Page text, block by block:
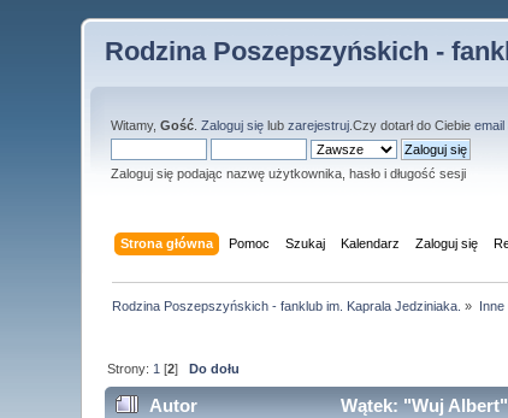
Rodzina Poszepszyńskich -
Witamy,Gość .Zaloguj się lubzarejestruj .Czy dotarł do Ciebie
Zaloguj się podając nazwę użytkownika, hasło i długość sesji
Strona główna Pomoc Szukaj Kalendarz Zaloguj się
Rodzina Poszepszyńskich - fanklub im. Kaprala Jedziniaka. »
Strony: 1 [2]Do dołu
Autor Wątek: "Wuj